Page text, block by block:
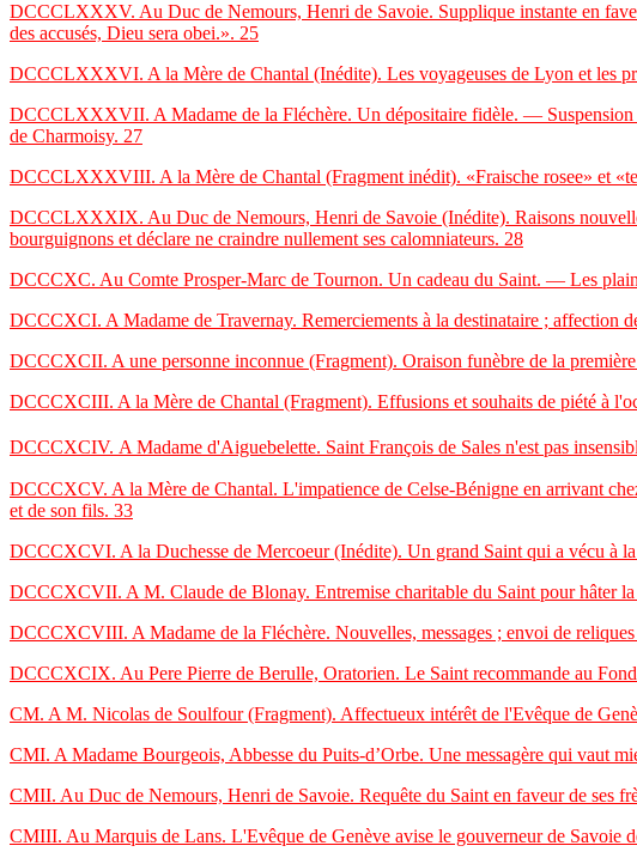
DCCCLXXXV. Au Duc de Nemours, Henri de Savoie. Supplique instante en
des accusés, Dieu sera obei.». 25
DCCCLXXXVI. A la Mère de Chantal (Inédite). Les voyageuses de Lyon et les
DCCCLXXXVII. A Madame de la Fléchère. Un dépositaire fidèle. — Suspension
de Charmoisy. 27
DCCCLXXXVIII. A la Mère de Chantal (Fragment inédit). «Fraische rosee» et
DCCCLXXXIX. Au Duc de Nemours, Henri de Savoie (Inédite). Raisons
bourguignons et déclare ne craindre nullement ses calomniateurs. 28
DCCCXC. Au Comte Prosper-Marc de Tournon. Un cadeau du Saint. — Les
DCCCXCI. A Madame de Travernay. Remerciements à la destinataire ; affection
DCCCXCII. A une personne inconnue (Fragment). Oraison funèbre de la
DCCCXCIII. A la Mère de Chantal (Fragment). Effusions et souhaits de piété à
DCCCXCIV. A Madame d'Aiguebelette. Saint François de Sales n'est pas
DCCCXCV. A la Mère de Chantal. L'impatience de Celse-Bénigne en arrivant
et de son fils. 33
DCCCXCVI. A la Duchesse de Mercoeur (Inédite). Un grand Saint qui a vécu à
DCCCXCVII. A M. Claude de Blonay. Entremise charitable du Saint pour hâter
DCCCXCVIII. A Madame de la Fléchère. Nouvelles, messages ; envoi de
DCCCXCIX. Au Pere Pierre de Berulle, Oratorien. Le Saint recommande au
CM. A M. Nicolas de Soulfour (Fragment). Affectueux intérêt de l'Evêque de
CMI. A Madame Bourgeois, Abbesse du Puits-d’Orbe. Une messagère qui vaut
CMII. Au Duc de Nemours, Henri de Savoie. Requête du Saint en faveur de ses
CMIII. Au Marquis de Lans. L'Evêque de Genève avise le gouverneur de Savoie